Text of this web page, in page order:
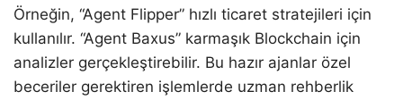
Örneğin, “Agent Flipper” hızlı ticaret stratejileri için
kullanılır. “Agent Baxus” karmaşık Blockchain için
analizler gerçekleştirebilir. Bu hazır ajanlar özel
beceriler gerektiren işlemlerde uzman rehberlik